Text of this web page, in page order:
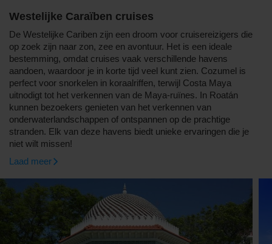
Westelijke Caraïben cruises
De Westelijke Cariben zijn een droom voor cruisereizigers die
op zoek zijn naar zon, zee en avontuur. Het is een ideale
bestemming, omdat cruises vaak verschillende havens
aandoen, waardoor je in korte tijd veel kunt zien. Cozumel is
perfect voor snorkelen in koraalriffen, terwijl Costa Maya
uitnodigt tot het verkennen van de Maya-ruïnes. In Roatán
kunnen bezoekers genieten van het verkennen van
onderwaterlandschappen of ontspannen op de prachtige
stranden. Elk van deze havens biedt unieke ervaringen die je
niet wilt missen!
Laad meer